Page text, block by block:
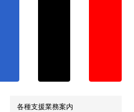
各種支援業務案内